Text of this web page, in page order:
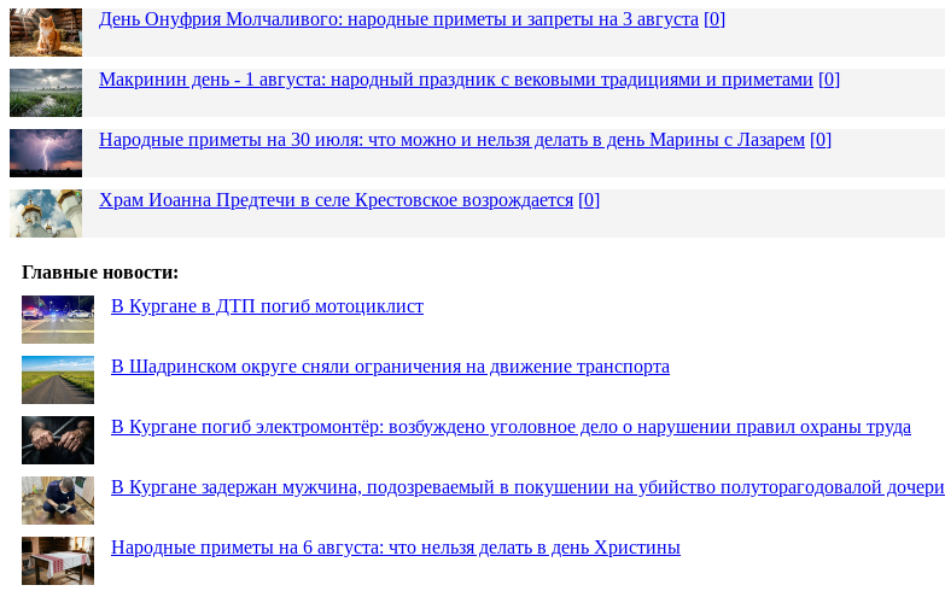
День Онуфрия Молчаливого: народные приметы и запреты на 3 августа [0]
Макринин день - 1 августа: народный праздник с вековыми традициями и приметами [0]
Народные приметы на 30 июля: что можно и нельзя делать в день Марины с Лазарем [0]
Храм Иоанна Предтечи в селе Крестовское возрождается [0]
Главные новости:
В Кургане в ДТП погиб мотоциклист
В Шадринском округе сняли ограничения на движение транспорта
В Кургане погиб электромонтёр: возбуждено уголовное дело о нарушении правил охраны труда
В Кургане задержан мужчина, подозреваемый в покушении на убийство полуторагодовалой дочери
Народные приметы на 6 августа: что нельзя делать в день Христины